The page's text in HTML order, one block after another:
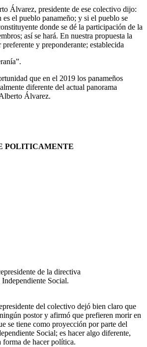
Álvarez, presidente de ese colectivo dijo:
el pueblo panameño; y si el pueblo se
donde se dé la participación de la
así se hará. En nuestra propuesta la
y preponderante; establecida
que en el 2019 los panameños
diferente del actual panorama
Álvarez.
POLITICAMENTE
de la directiva
Social.
del colectivo dejó bien claro que
postor y afirmó que prefieren morir en
se tiene como proyección por parte del
Social; es hacer algo diferente,
de hacer política.